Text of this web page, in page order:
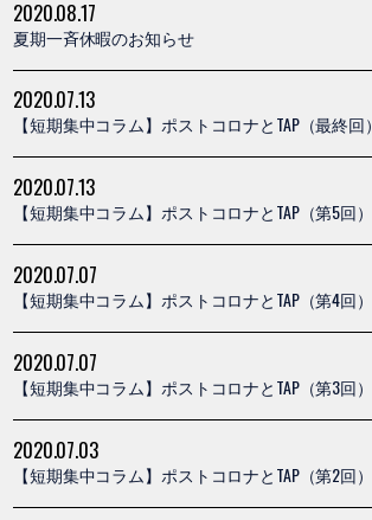
2020.08.17
夏期一斉休暇のお知らせ
2020.07.13
【短期集中コラム】ポストコロナとTAP（最終回）
2020.07.13
【短期集中コラム】ポストコロナとTAP（第5回）
2020.07.07
【短期集中コラム】ポストコロナとTAP（第4回）
2020.07.07
【短期集中コラム】ポストコロナとTAP（第3回）
2020.07.03
【短期集中コラム】ポストコロナとTAP（第2回）